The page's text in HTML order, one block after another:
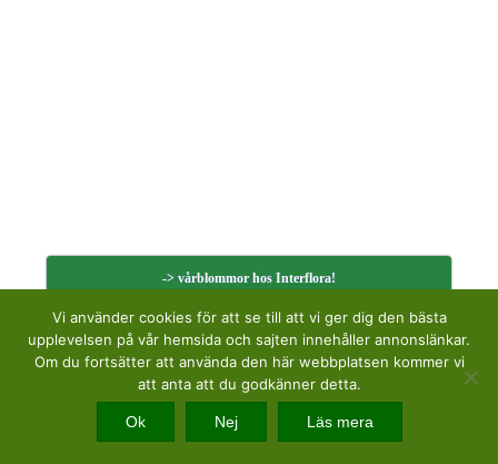
-> vårblommor hos Interflora!
Vi använder cookies för att se till att vi ger dig den bästa
upplevelsen på vår hemsida och sajten innehåller annonslänkar.
Om du fortsätter att använda den här webbplatsen kommer vi
att anta att du godkänner detta.
Ok Nej Läs mera